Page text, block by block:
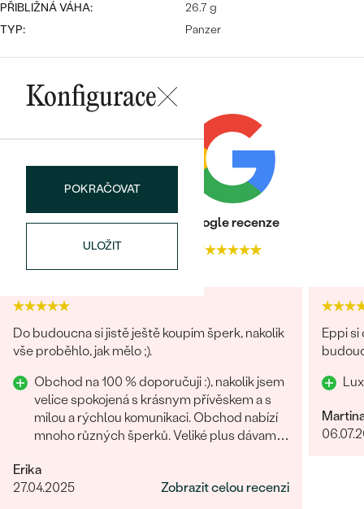
Wave kolekce
PROHLÉDNOUT
SYMBOLICKÉ
MINIMALISTICKÉ
PODLE PŘÍLEŽITOSTI
PODLE BARVY
PODLE TVARU KAMENE
NA MÍRU
DIAMANTY
Nejprodávanější
náušnice
PROHLÉDNOUT
Personalizované
přívěsky
Nejprodávanější
prsteny
PŘIBLIŽNÁ VÁHA:
26.7 g
TYP:
Panzer
Konfigurace
POKRAČOVAT
ULOŽIT
Heureka recenze
4.9
Google recenze
4.7
Do budoucna si jistě ještě koupim šperk, nakolik
vše proběhlo, jak mělo ;).
Obchod na 100 % doporučuji :), nakolik jsem
velice spokojená s krásnym přívěskem a s
milou a rýchlou komunikaci. Obchod nabízí
mnoho různých šperků. Veliké plus dávam i
Erika
27.04.2025
Zobrazit celou recenzi
Eppi si